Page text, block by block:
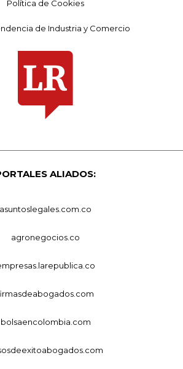
Política de Cookies
de Industria y Comercio
ALIADOS:
asuntoslegales.com.co
agronegocios.co
bolsaencolombia.com